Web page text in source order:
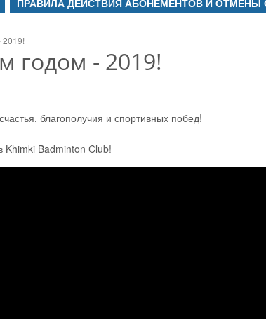
ПРАВИЛА ДЕЙСТВИЯ АБОНЕМЕНТОВ И
- 2019!
благополучия и спортивных побед!
Khimki Badminton Club!